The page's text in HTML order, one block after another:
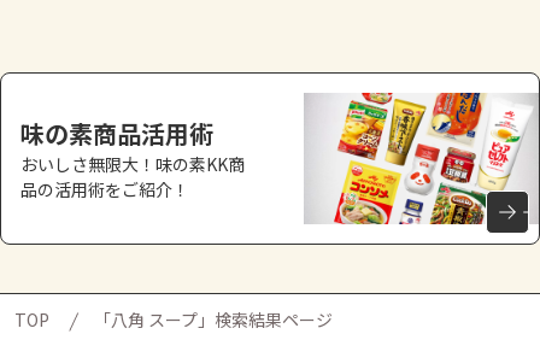
味の素商品活用術
おいしさ無限大！味の素KK商
品の活用術をご紹介！
TOP 「八角 スープ」検索結果ページ